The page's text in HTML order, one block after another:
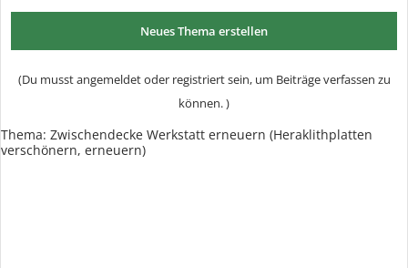
Neues Thema erstellen
(Du musst angemeldet oder registriert sein, um Beiträge verfassen zu
können. )
Thema: Zwischendecke Werkstatt erneuern (Heraklithplatten
verschönern, erneuern)